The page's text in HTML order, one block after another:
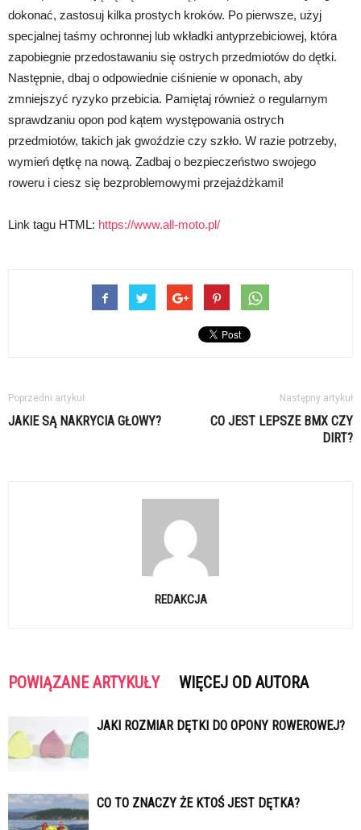
dokonać, zastosuj kilka prostych kroków. Po pierwsze, użyj
specjalnej taśmy ochronnej lub wkładki antyprzebiciowej, która
zapobiegnie przedostawaniu się ostrych przedmiotów do dętki.
Następnie, dbaj o odpowiednie ciśnienie w oponach, aby
zmniejszyć ryzyko przebicia. Pamiętaj również o regularnym
sprawdzaniu opon pod kątem występowania ostrych
przedmiotów, takich jak gwoździe czy szkło. W razie potrzeby,
wymień dętkę na nową. Zadbaj o bezpieczeństwo swojego
roweru i ciesz się bezproblemowymi przejażdżkami!
Link tagu HTML: https://www.all-moto.pl/
Poprzedni artykuł
JAKIE SĄ NAKRYCIA GŁOWY?
Następny artykuł
CO JEST LEPSZE BMX CZY
DIRT?
REDAKCJA
POWIĄZANE ARTYKUŁY WIĘCEJ OD AUTORA
JAKI ROZMIAR DĘTKI DO OPONY ROWEROWEJ?
CO TO ZNACZY ŻE KTOŚ JEST DĘTKA?